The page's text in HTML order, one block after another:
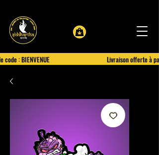
: BIENVENUE Livraison offerte à